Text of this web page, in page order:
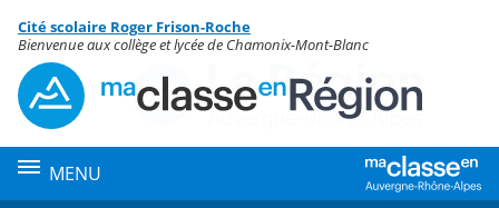
Menu de la rubrique
Contenu
Cité scolaire Roger Frison-Roche
Bienvenue aux collège et lycée de Chamonix-Mont-Blanc
MENU